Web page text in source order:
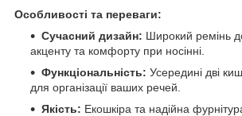
Особливості та переваги:
Сучасний дизайн: Широкий ремінь
акценту та комфорту при носінні.
Функціональність: Усередині дві
для організації ваших речей.
Якість: Екошкіра та надійна